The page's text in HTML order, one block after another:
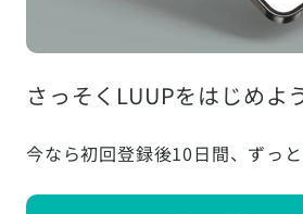
さっそくLUUPをはじめよ
今なら初回登録後10日間、ずっと